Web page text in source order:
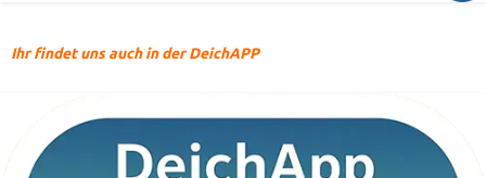
Ihr findet uns auch in der DeichAPP